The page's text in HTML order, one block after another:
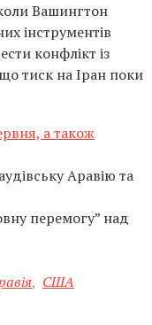
Вашингтон
інструментів
конфлікт із
тиск на Іран поки
а також
Аравію та
перемогу” над
, США